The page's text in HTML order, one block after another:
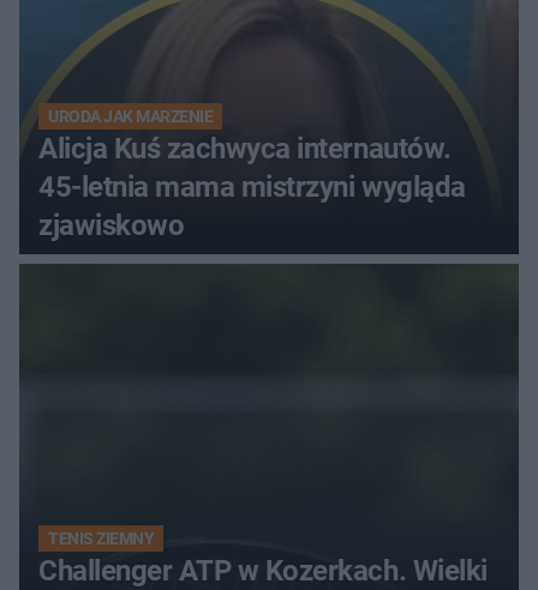
URODA JAK MARZENIE
Alicja Kuś zachwyca internautów.
45-letnia mama mistrzyni wygląda
zjawiskowo
TENIS ZIEMNY
Challenger ATP w Kozerkach. Wielki